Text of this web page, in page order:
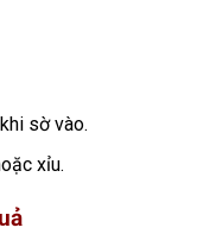
sờ vào.
xỉu.